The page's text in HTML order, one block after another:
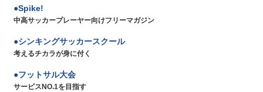
Spike!
中高サッカープレーヤー向けフリーマガジン
シンキングサッカースクール
考えるチカラが身に付く
フットサル大会
サービスNO.1を目指す